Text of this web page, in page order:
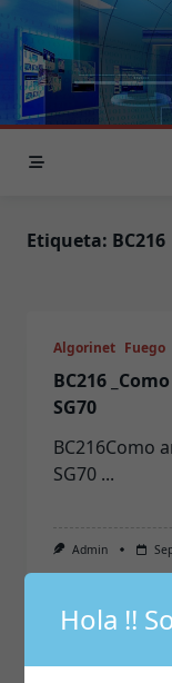
Saltar
al
contenido
Etiqueta: BC216
Algorinet Fuego
BC216
SG70
BC216Como
SG70 ...
Admin
Hola !!